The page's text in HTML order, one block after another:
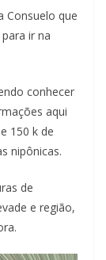
Consuelo que
ir na
conhecer
aqui
150 k de
nipônicas.
de
e região,